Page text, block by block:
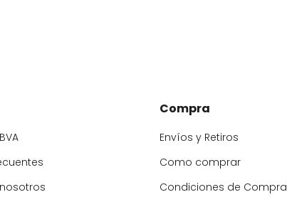
Compra
Envíos y Retiros
Como comprar
Condiciones de Compra